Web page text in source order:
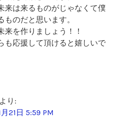
来は来るものがじゃなくて僕
ものだと思います。
来を作りましょう！！
も応援して頂けると嬉しいで
より:
21日 5:59 PM